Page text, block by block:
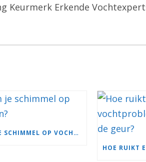
Keurmerk Erkende
HOE VOORKOM JE SCHIMMEL OP VOCHTIGE MUREN?